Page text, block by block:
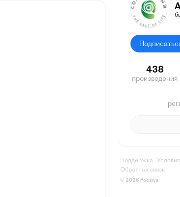
438
произведения
Поддержка Условия
Обратная связь
© 2026 Poeziya